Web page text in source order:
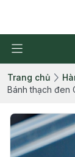
Trang chủ
Bánh thạch đen